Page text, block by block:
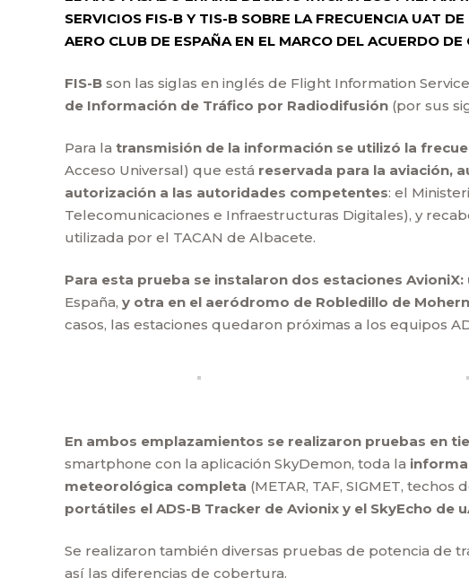
SERVICIOS FIS-B Y TIS-B SOBRE LA FRECUENCIA UAT
AERO CLUB DE ESPAÑA EN EL MARCO DEL ACUERDO
FIS-B son las siglas en inglés de Flight Information
de Información de Tráfico por Radiodifusión (por sus
Para la transmisión de la información se utilizó la
Acceso Universal) que está reservada para la aviación,
autorización a las autoridades competentes: el
Telecomunicaciones e Infraestructuras Digitales), y
utilizada por el TACAN de Albacete.
Para esta prueba se instalaron dos estaciones
España, y otra en el aeródromo de Robledillo de
casos, las estaciones quedaron próximas a los equipos
En ambos emplazamientos se realizaron pruebas en
smartphone con la aplicación SkyDemon, toda la
meteorológica completa (METAR, TAF, SIGMET,
portátiles el ADS-B Tracker de Avionix y el SkyEcho de
Se realizaron también diversas pruebas de potencia de
así las diferencias de cobertura.